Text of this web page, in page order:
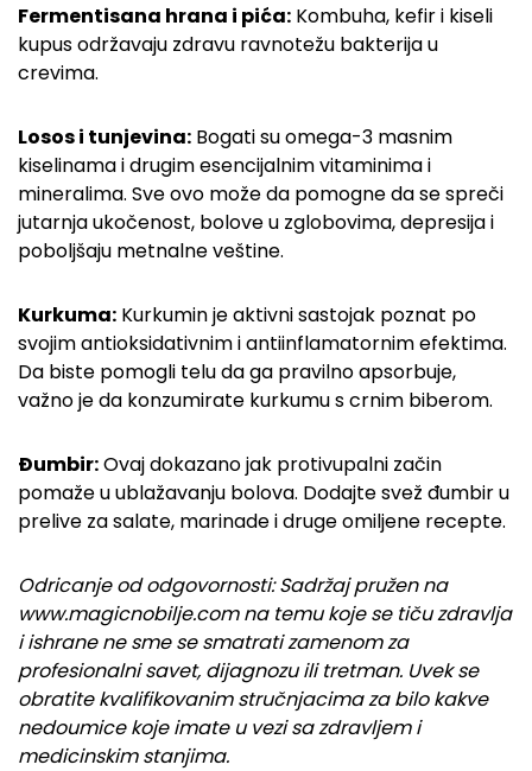
Fermentisana hrana i pića: Kombuha, kefir i kiseli
kupus održavaju zdravu ravnotežu bakterija u
crevima.
Losos i tunjevina: Bogati su omega-3 masnim
kiselinama i drugim esencijalnim vitaminima i
mineralima. Sve ovo može da pomogne da se spreči
jutarnja ukočenost, bolove u zglobovima, depresija i
poboljšaju metnalne veštine.
Kurkuma: Kurkumin je aktivni sastojak poznat po
svojim antioksidativnim i antiinflamatornim efektima.
Da biste pomogli telu da ga pravilno apsorbuje,
važno je da konzumirate kurkumu s crnim biberom.
Đumbir:Ovaj dokazano jak protivupalni začin
pomaže u ublažavanju bolova. Dodajte svež đumbir u
prelive za salate, marinade i druge omiljene recepte.
Odricanje od odgovornosti: Sadržaj pružen na
www.magicnobilje.com na temu koje se tiču zdravlja
i ishrane ne sme se smatrati zamenom za
profesionalni savet, dijagnozu ili tretman. Uvek se
obratite kvalifikovanim stručnjacima za bilo kakve
nedoumice koje imate u vezi sa zdravljem i
medicinskim stanjima.